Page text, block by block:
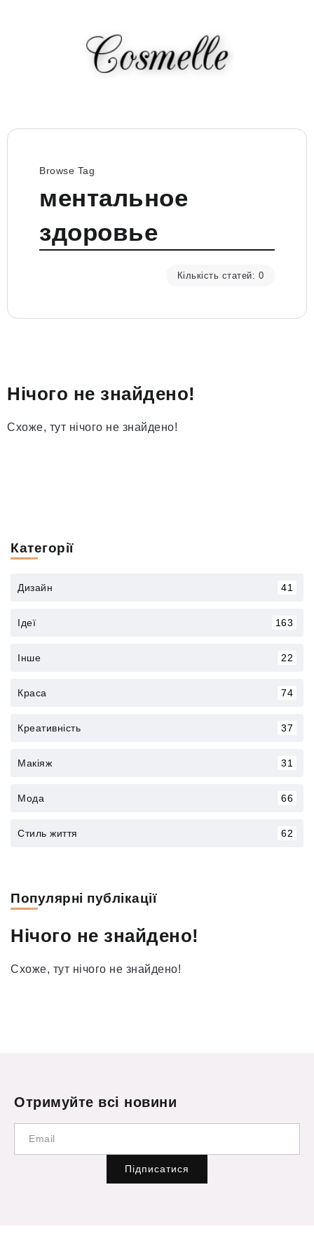
Browse Tag
ментальное
здоровье
Кількість статей: 0
Нічого не знайдено!
Схоже, тут нічого не знайдено!
Категорії
Дизайн 41
Ідеї 163
Інше 22
Краса 74
Креативність 37
Макіяж 31
Мода 66
Стиль життя 62
Популярні публікації
Нічого не знайдено!
Схоже, тут нічого не знайдено!
Отримуйте всі новини
Підписатися